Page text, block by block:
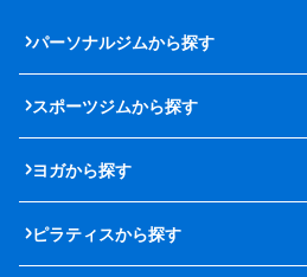
パーソナルジムから探す
スポーツジムから探す
ヨガから探す
ピラティスから探す